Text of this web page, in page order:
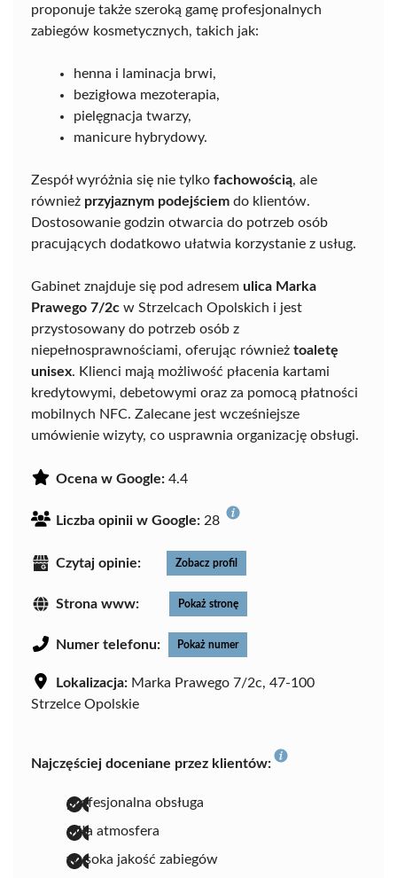
proponuje także szeroką gamę profesjonalnych
zabiegów kosmetycznych, takich jak:
henna i laminacja brwi,
bezigłowa mezoterapia,
pielęgnacja twarzy,
manicure hybrydowy.
Zespół wyróżnia się nie tylko fachowością, ale
również przyjaznym podejściem do klientów.
Dostosowanie godzin otwarcia do potrzeb osób
pracujących dodatkowo ułatwia korzystanie z usług.
Gabinet znajduje się pod adresem ulica Marka
Prawego 7/2c w Strzelcach Opolskich i jest
przystosowany do potrzeb osób z
niepełnosprawnościami, oferując również toaletę
unisex. Klienci mają możliwość płacenia kartami
kredytowymi, debetowymi oraz za pomocą płatności
mobilnych NFC. Zalecane jest wcześniejsze
umówienie wizyty, co usprawnia organizację obsługi.
Ocena w Google: 4.4
Liczba opinii w Google: 28
Czytaj opinie: Zobacz profil
Strona www: Pokaż stronę
Numer telefonu: Pokaż numer
Lokalizacja: Marka Prawego 7/2c, 47-100
Strzelce Opolskie
Najczęściej doceniane przez klientów:
profesjonalna obsługa
miła atmosfera
wysoka jakość zabiegów